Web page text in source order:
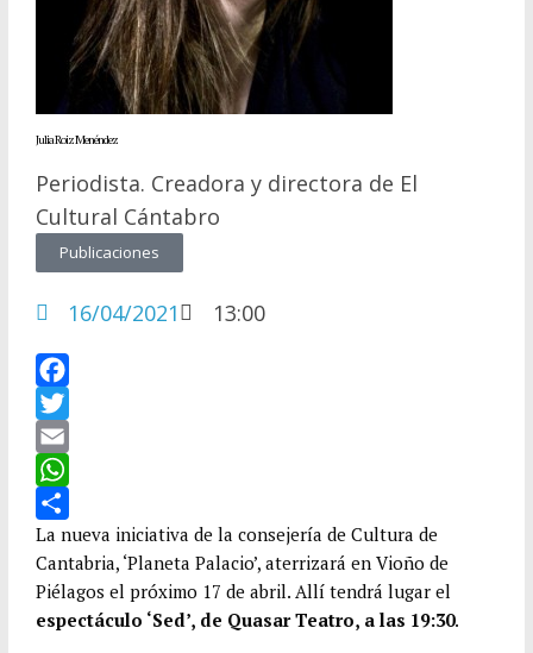
Julia Roiz Menéndez
Periodista. Creadora y directora de El
Cultural Cántabro
Publicaciones
16/04/2021 13:00
F
a
c
e
b
o
o
k
T
w
t
t
e
r
E
m
a
i
l
W
h
a
t
s
C
o
m
p
La nueva iniciativa de la consejería de Cultura de
Cantabria, ‘Planeta Palacio’, aterrizará en Vioño de
Piélagos el próximo 17 de abril. Allí tendrá lugar el
espectáculo ‘Sed’, de Quasar Teatro, a las 19:30.